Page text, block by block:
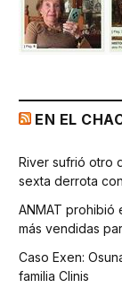
EN EL
River sufrió otro
sexta derrota
ANMAT prohibió
más vendidas
Caso Exen:
familia Clinis